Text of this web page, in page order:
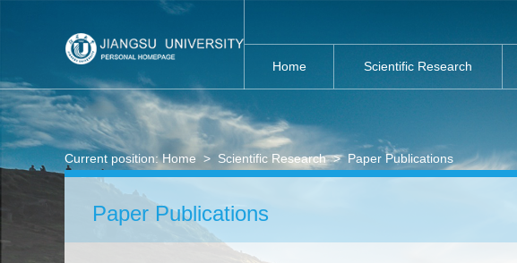
Home Scientific Research
Current position:Home > Scientific Research> Paper Publications
Paper Publications